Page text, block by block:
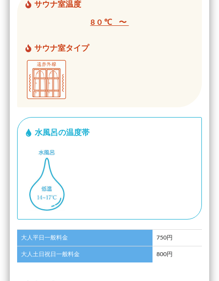
サウナ室温度
80℃ 〜
サウナ室タイプ
水風呂の温度帯
大人平日一般料金 750円
大人土日祝日一般料金 800円